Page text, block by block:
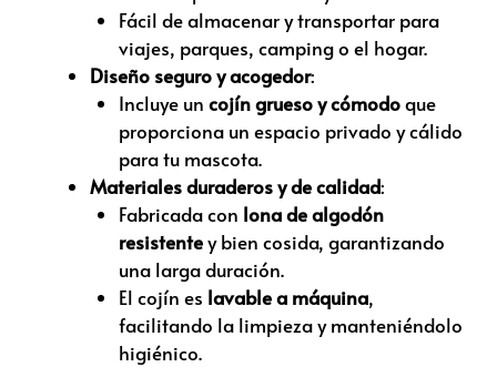
Fácil de almacenar y transportar para
viajes, parques, camping o el hogar.
Diseño seguro y acogedor:
Incluye un cojín grueso y cómodoque
proporciona un espacio privado y cálido
para tu mascota.
Materiales duraderos y de calidad:
Fabricada con lona de algodón
resistentey bien cosida, garantizando
una larga duración.
El cojín es lavable a máquina,
facilitando la limpieza y manteniéndolo
higiénico.